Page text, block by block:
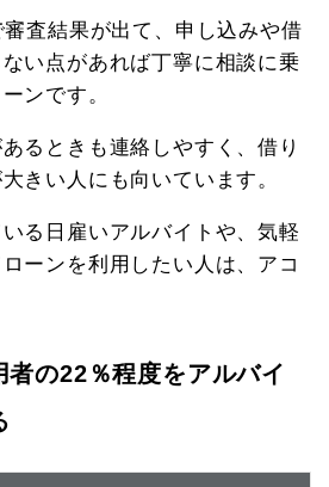
査結果が出て、申し込みや借
い点があれば丁寧に相談に乗
ンです。
るときも連絡しやすく、借り
きい人にも向いています。
る日雇いアルバイトや、気軽
ーンを利用したい人は、アコ
者の22％程度をアルバイ